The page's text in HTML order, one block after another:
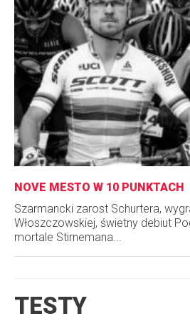
NOVE MESTO W 10 PUNKTACH
Szarmancki zarost Schurtera,
Włoszczowskiej, świetny debiut
mortale Stirnemana...
TESTY